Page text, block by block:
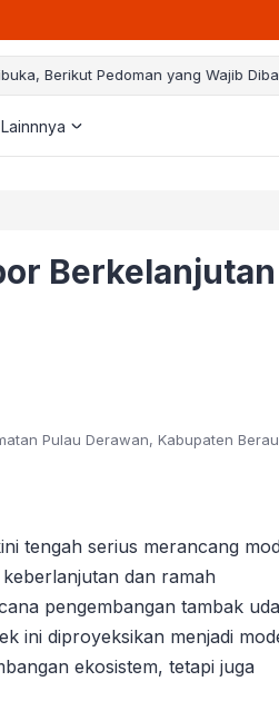
Berikut Pedoman yang Wajib
Lainnnya
Berkelanjutan
Pulau Derawan, Kabupaten
tengah serius merancang
dan ramah
pengembangan tambak
ini diproyeksikan menjadi
ekosistem, tetapi juga